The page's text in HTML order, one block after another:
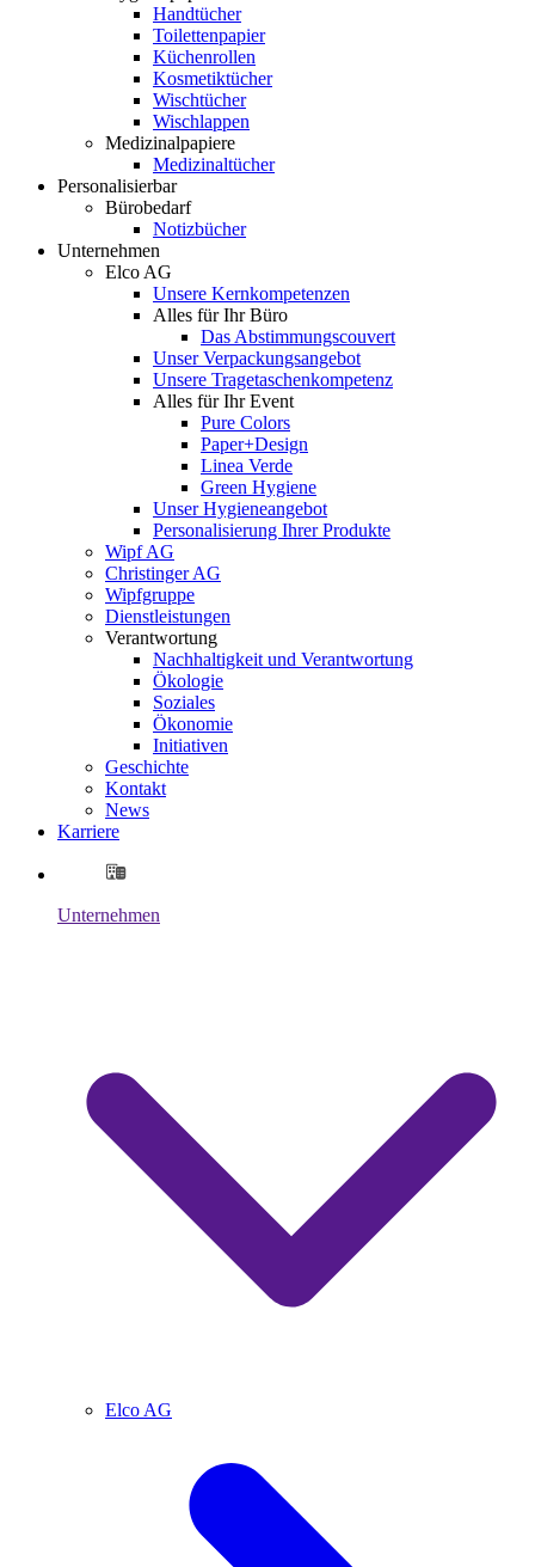
Handtücher
Toilettenpapier
Küchenrollen
Kosmetiktücher
Wischtücher
Wischlappen
Medizinalpapiere
Medizinaltücher
Personalisierbar
Bürobedarf
Notizbücher
Unternehmen
Elco AG
Unsere Kernkompetenzen
Alles für Ihr Büro
Das Abstimmungscouvert
Unser Verpackungsangebot
Unsere Tragetaschenkompetenz
Alles für Ihr Event
Pure Colors
Paper+Design
Linea Verde
Green Hygiene
Unser Hygieneangebot
Personalisierung Ihrer Produkte
Wipf AG
Christinger AG
Wipfgruppe
Dienstleistungen
Verantwortung
Nachhaltigkeit und Verantwortung
Ökologie
Soziales
Ökonomie
Initiativen
Geschichte
Kontakt
News
Karriere
Unternehmen
Elco AG